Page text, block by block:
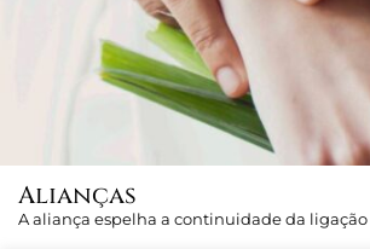
Alianças
A aliança espelha a continuidade da